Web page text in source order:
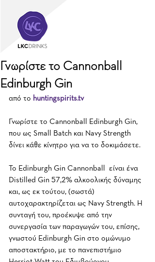
Γνωρίστε το Cannonball
Edinburgh Gin
από το huntingspirits.tv
Γνωρίστε το Cannonball Edinburgh Gin,
που ως Small Batch και Navy Strength
δίνει κάθε κίνητρο για να το δοκιμάσετε.
To Edinburgh Gin Cannonball  είναι ένα
Distilled Gin 57,2% αλκοολικής δύναμης
και, ως εκ τούτου, (σωστά)
αυτοχαρακτηρίζεται ως Navy Strength. H
συνταγή του, προέκυψε από την
συνεργασία των παραγωγών του, επίσης,
γνωστού Edinburgh Gin στο ομώνυμο
αποστακτήριο, με το πανεπιστήμιο